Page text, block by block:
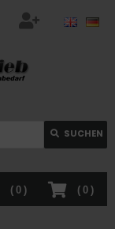
SUCHEN
( 0 )
( 0 )